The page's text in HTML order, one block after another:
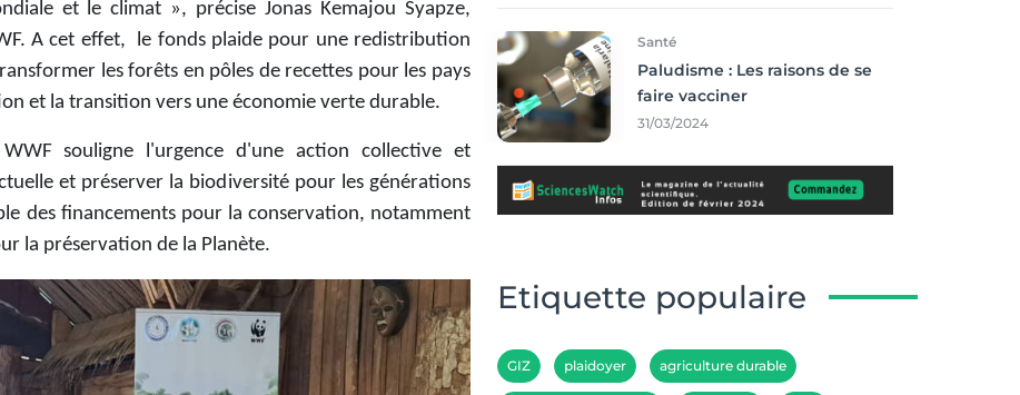
et le climat », précise Jonas Kemajou Syapze,
A cet effet, le fonds plaide pour une redistribution
les forêts en pôles de recettes pour les pays
et la transition vers une économie verte durable.
souligne l'urgence d'une action collective et
et préserver la biodiversité pour les générations
des financements pour la conservation, notamment
la préservation de la Planète.
Santé
Paludisme : Les raisons de se
faire vacciner
31/03/2024
Etiquette populaire
GIZ plaidoyer agriculture durable